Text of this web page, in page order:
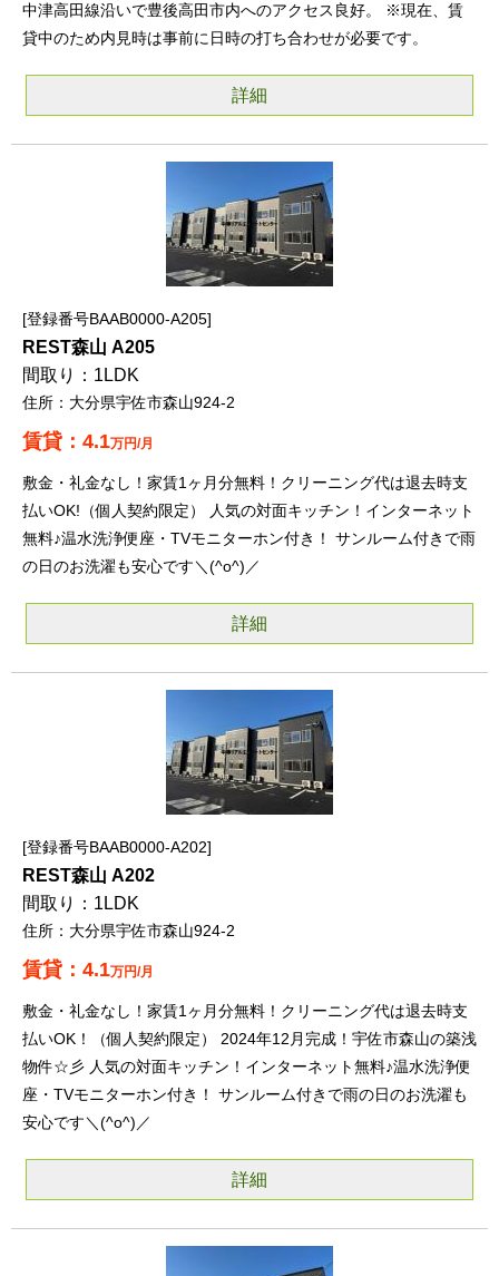
中津高田線沿いで豊後高田市内へのアクセス良好。 ※現在、賃
貸中のため内見時は事前に日時の打ち合わせが必要です。
詳細
登録番号BAAB0000-A205
REST森山 A205
1LDK
大分県宇佐市森山924-2
4.1万円/月
敷金・礼金なし！家賃1ヶ月分無料！クリーニング代は退去時支
払いOK!（個人契約限定） 人気の対面キッチン！インターネット
無料♪温水洗浄便座・TVモニターホン付き！ サンルーム付きで雨
の日のお洗濯も安心です＼(^o^)／
詳細
登録番号BAAB0000-A202
REST森山 A202
1LDK
大分県宇佐市森山924-2
4.1万円/月
敷金・礼金なし！家賃1ヶ月分無料！クリーニング代は退去時支
払いOK！（個人契約限定） 2024年12月完成！宇佐市森山の築浅
物件☆彡 人気の対面キッチン！インターネット無料♪温水洗浄便
座・TVモニターホン付き！ サンルーム付きで雨の日のお洗濯も
安心です＼(^o^)／
詳細